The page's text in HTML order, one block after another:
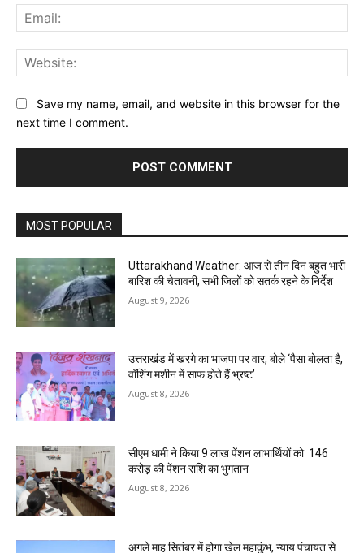
Save my name, email, and website in this browser for the
next time I comment.
MOST POPULAR
Uttarakhand Weather: आज से तीन दिन बहुत भारी
बारिश की चेतावनी, सभी जिलों को सतर्क रहने के निर्देश
August 9, 2026
उत्तराखंड में खरगे का भाजपा पर वार, बोले ‘पैसा बोलता है,
वॉशिंग मशीन में साफ होते हैं भ्रष्ट’
August 8, 2026
सीएम धामी ने किया 9 लाख पेंशन लाभार्थियों को ₹ 146
करोड़ की पेंशन राशि का भुगतान
August 8, 2026
अगले माह सितंबर में होगा खेल महाकुंभ, न्याय पंचायत से